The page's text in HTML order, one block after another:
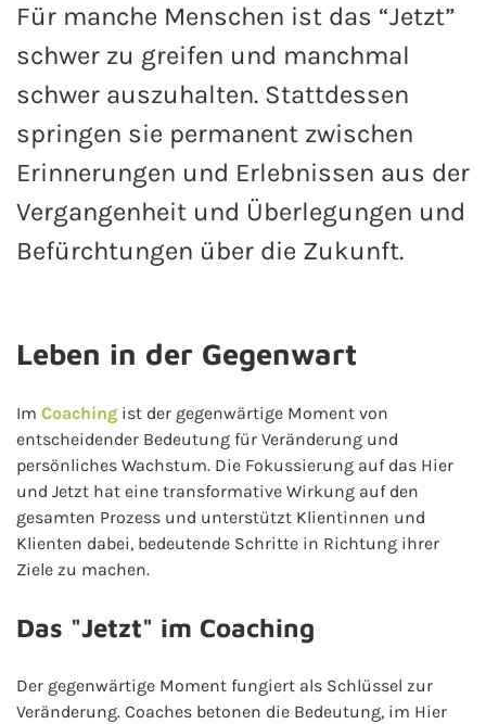
Für manche Menschen ist das “Jetzt”
schwer zu greifen und manchmal
schwer auszuhalten. Stattdessen
springen sie permanent zwischen
Erinnerungen und Erlebnissen aus der
Vergangenheit und Überlegungen und
Befürchtungen über die Zukunft.
Leben in der Gegenwart
Im Coaching ist der gegenwärtige Moment von
entscheidender Bedeutung für Veränderung und
persönliches Wachstum. Die Fokussierung auf das Hier
und Jetzt hat eine transformative Wirkung auf den
gesamten Prozess und unterstützt Klientinnen und
Klienten dabei, bedeutende Schritte in Richtung ihrer
Ziele zu machen.
Das "Jetzt" im Coaching
Der gegenwärtige Moment fungiert als Schlüssel zur
Veränderung. Coaches betonen die Bedeutung, im Hier